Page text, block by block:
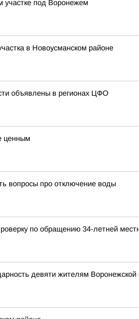
участке под Воронежем
в Новоусманском районе
объявлены в регионах ЦФО
ценным
вопросы про отключение воды
по обращению 34-летней
девяти жителям